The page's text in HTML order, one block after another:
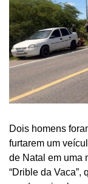
Dois homens
furtarem um
de Natal em uma
“Drible da Vaca”,